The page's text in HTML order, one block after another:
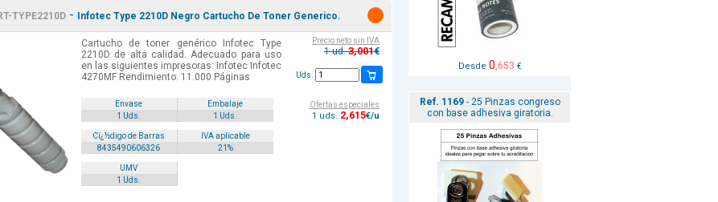
TYPE2210D - Infotec Type 2210D Negro Cartucho De Toner Generico.
Cartucho de toner genérico Infotec Type
2210D de alta calidad. Adecuado para uso
en las siguientes impresoras: Infotec Infotec
4270MF Rendimiento: 11.000 Páginas
Envase
Embalaje
1 Uds.
1 Uds.
Cï¿½digo de Barras
IVA aplicable
8435490606326
21%
UMV
1 Uds.
Precio neto sin IVA
1 ud.3,001€
Uds.
Ofertas especiales
1 uds. 2,615€/u
Desde 0,653 €
Ref. 1169- 25 Pinzas congreso
con base adhesiva giratoria.